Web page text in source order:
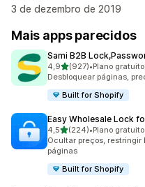
3 de dezembro de 2019
Mais apps parecidos
Sami B2B
4,9de 5 estrelas
(927)
927 avaliações ao todo
•Plano
Desbloquear páginas,
Built for Shopify
Easy Wholesale Lock
4,5de 5 estrelas
(224)
224 avaliações ao todo
•Plano
Ocultar preços, restringir
páginas
Built for Shopify